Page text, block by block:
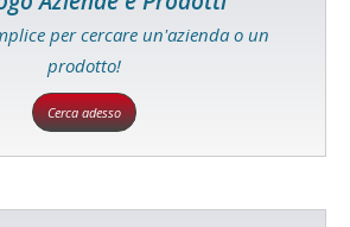
per cercare un'azienda o un
prodotto!
Cerca adesso